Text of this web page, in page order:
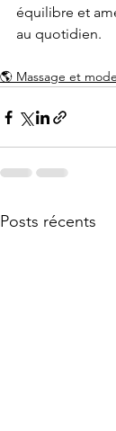
équilibre et
au quotidien.
🌎 Massage et
Posts récents